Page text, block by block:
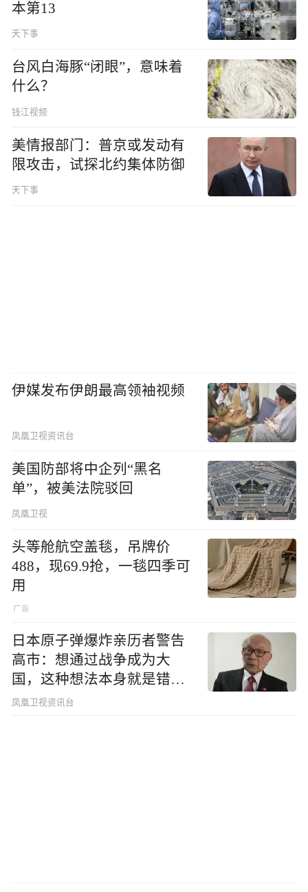
本第13
天下事
台风白海豚“闭眼”，意味着
什么？
钱江视频
美情报部门：普京或发动有
限攻击，试探北约集体防御
天下事
伊媒发布伊朗最高领袖视频
凤凰卫视资讯台
美国防部将中企列“黑名
单”，被美法院驳回
凤凰卫视
头等舱航空盖毯，吊牌价
488，现69.9抢，一毯四季可
用
日本原子弹爆炸亲历者警告
高市：想通过战争成为大
国，这种想法本身就是错误
的
凤凰卫视资讯台